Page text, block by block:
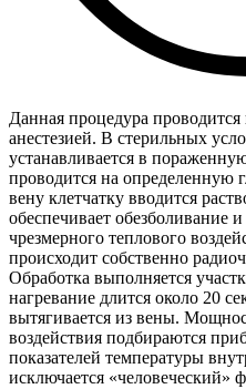
Данная процедура
анестезией. В стерильных
устанавливается в
проводится на
вену клетчатку вводится
обеспечивает обезболивание
чрезмерного теплового
происходит собственно
Обработка выполняется
нагревание длится около 20
вытягивается из вены.
воздействия подбираются
показателей температуры
исключается «человеческий»